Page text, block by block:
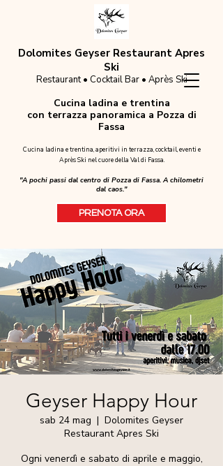
Dolomites Geyser Restaurant Apres
Ski
Restaurant • Cocktail Bar • Après Ski
Cucina ladina e trentina
con terrazza panoramica a Pozza di
Fassa
Cucina ladina e trentina, aperitivi in terrazza, cocktail, eventi e
Après Ski nel cuore della Val di Fassa.
"A pochi passi dal centro di Pozza di Fassa. A chilometri
dal caos."
PRENOTA ORA
Geyser Happy Hour
sab 24 mag
  |
Dolomites Geyser
Restaurant Apres Ski
Ogni venerdì e sabato di aprile e maggio,